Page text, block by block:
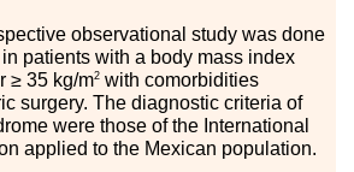
observational study was done
patients with a body mass index
≥ 35 kg/m2 with comorbidities
surgery. The diagnostic criteria of
were those of the International
applied to the Mexican population.